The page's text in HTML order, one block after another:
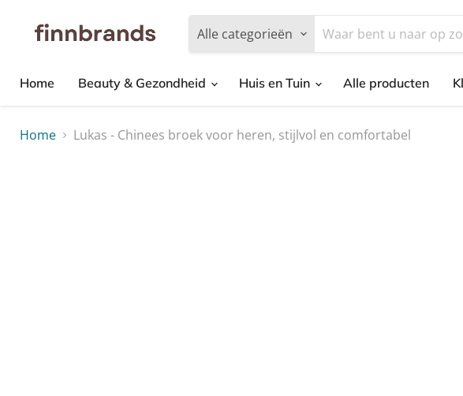
Alle categorieën
Home Beauty & Gezondheid Huis en Tuin Alle producten
Home Lukas - Chinees broek voor heren, stijlvol en comfortabel